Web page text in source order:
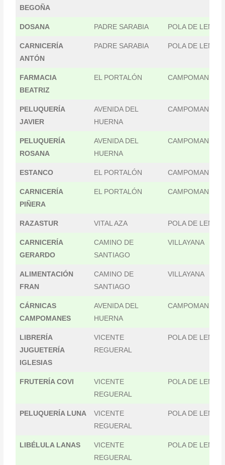
BEGOÑA
DOSANA PADRE SARABIA POLA DE LENA
CARNICERÍA
ANTÓN
PADRE SARABIA POLA DE LENA
FARMACIA
BEATRIZ
EL PORTALÓN CAMPOMANES
PELUQUERÍA
JAVIER
AVENIDA DEL
HUERNA
CAMPOMANES
PELUQUERÍA
ROSANA
AVENIDA DEL
HUERNA
CAMPOMANES
ESTANCO EL PORTALÓN CAMPOMANES
CARNICERÍA
PIÑERA
EL PORTALÓN CAMPOMANES
RAZASTUR VITAL AZA POLA DE LENA
CARNICERÍA
GERARDO
CAMINO DE
SANTIAGO
VILLAYANA
ALIMENTACIÓN
FRAN
CAMINO DE
SANTIAGO
VILLAYANA
CÁRNICAS
CAMPOMANES
AVENIDA DEL
HUERNA
CAMPOMANES
LIBRERÍA
JUGUETERÍA
IGLESIAS
VICENTE
REGUERAL
POLA DE LENA
FRUTERÍA COVI
VICENTE
REGUERAL
POLA DE LENA
PELUQUERÍA LUNA
VICENTE
REGUERAL
POLA DE LENA
LIBÉLULA LANAS
VICENTE
REGUERAL
POLA DE LENA